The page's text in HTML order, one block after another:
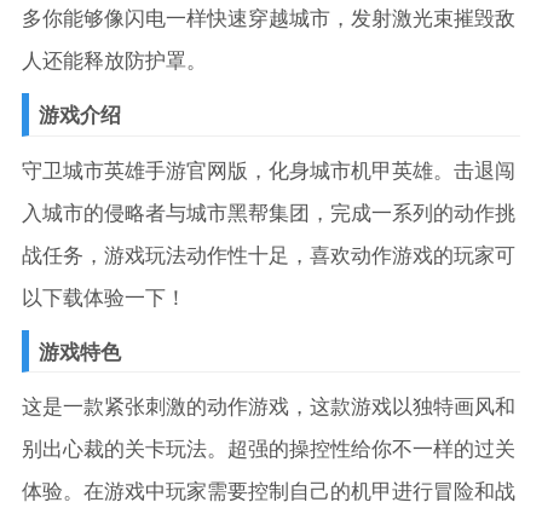
多你能够像闪电一样快速穿越城市，发射激光束摧毁敌
人还能释放防护罩。
游戏介绍
守卫城市英雄手游官网版，化身城市机甲英雄。击退闯
入城市的侵略者与城市黑帮集团，完成一系列的动作挑
战任务，游戏玩法动作性十足，喜欢动作游戏的玩家可
以下载体验一下！
游戏特色
这是一款紧张刺激的动作游戏，这款游戏以独特画风和
别出心裁的关卡玩法。超强的操控性给你不一样的过关
体验。在游戏中玩家需要控制自己的机甲进行冒险和战